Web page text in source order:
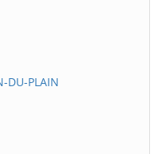
DU-PLAIN